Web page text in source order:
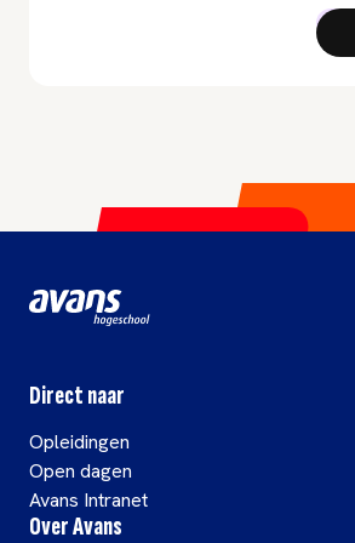
Direct naar
Opleidingen
Open dagen
Avans Intranet
Over Avans